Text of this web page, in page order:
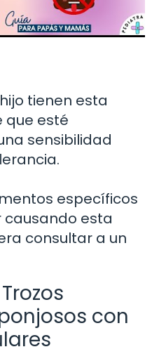
tienen esta
que esté
sensibilidad
específicos
esta
consultar a un
con